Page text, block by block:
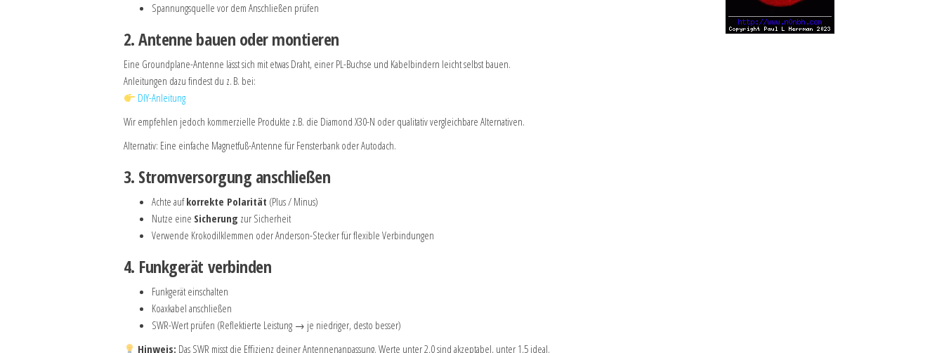
Spannungsquelle vor dem Anschließen prüfen
2. Antenne bauen oder montieren
Eine Groundplane-Antenne lässt sich mit etwas Draht, einer PL-Buchse und Kabelbindern leicht selbst bauen.
Anleitungen dazu findest du z. B. bei:
DIY-Anleitung
Wir empfehlen jedoch kommerzielle Produkte z.B. die Diamond X30-N oder qualitativ vergleichbare Alternativen.
Alternativ: Eine einfache Magnetfuß-Antenne für Fensterbank oder Autodach.
3. Stromversorgung anschließen
Achte aufkorrekte Polarität (Plus / Minus)
Nutze eine Sicherung zur Sicherheit
Verwende Krokodilklemmen oder Anderson-Stecker für flexible Verbindungen
4. Funkgerät verbinden
Funkgerät einschalten
Koaxkabel anschließen
SWR-Wert prüfen (Reflektierte Leistung → je niedriger, desto besser)
Hinweis: Das SWR misst die Effizienz deiner Antennenanpassung. Werte unter 2,0 sind akzeptabel, unter 1,5 ideal.